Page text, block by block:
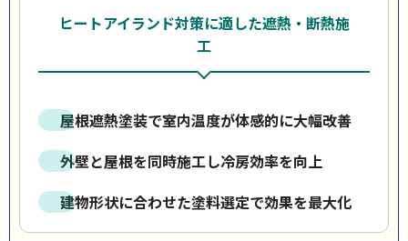
ヒートアイランド対策に適した遮熱・断熱施
工
屋根遮熱塗装で室内温度が体感的に大幅改善
外壁と屋根を同時施工し冷房効率を向上
建物形状に合わせた塗料選定で効果を最大化